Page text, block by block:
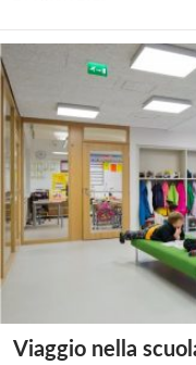
Viaggio nella